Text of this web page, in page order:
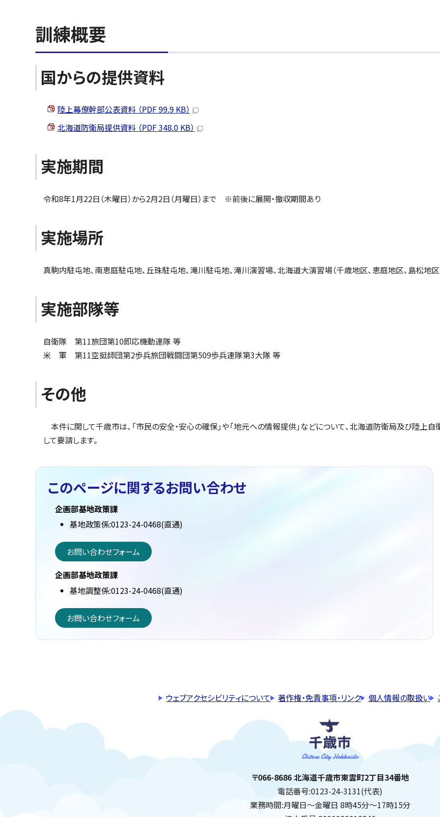
訓練概要
国からの提供資料
陸上幕僚幹部公表資料 （PDF 99.9 KB）
北海道防衛局提供資料 （PDF 348.0 KB）
実施期間
令和8年1月22日（木曜日）から2月2日（月曜日）まで ※前後に展開・撤収期間あり
実施場所
真駒内駐屯地、南恵庭駐屯地、丘珠駐屯地、滝川駐屯地、滝川演習場、北海道大演習場（千歳地区、恵庭地区、島松地区
実施部隊等
自衛隊 第11旅団第10即応機動連隊 等
米 軍 第11空挺師団第2歩兵旅団戦闘団第509歩兵連隊第3大隊 等
その他
本件に関して千歳市は、「市民の安全・安心の確保」や「地元への情報提供」などについて、北海道防衛局及び陸上自
して要請します。
このページに関するお問い合わせ
企画部基地政策課
基地政策係:0123-24-0468(直通)
お問い合わせフォーム
企画部基地政策課
基地調整係:0123-24-0468(直通)
お問い合わせフォーム
ウェブアクセシビリティについて 著作権・免責事項・リンク 個人情報の取扱い
千歳市
住所:
〒066-8686 北海道千歳市東雲町2丁目34番地
電話番号:0123-24-3131(代表)
業務時間:月曜日～金曜日 8時45分～17時15分